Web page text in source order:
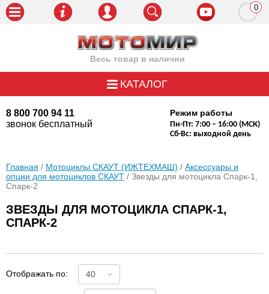
Весь товар в наличии
8 800 700 94 11
звонок бесплатный
Режим работы
Пн-Пт: 7:00 – 16:00 (МСК)
Сб-Вс: выходной день
0
КАТАЛОГ
Главная / Мотоциклы СКАУТ (ИЖТЕХМАШ) / Аксессуары и
опции для мотоциклов СКАУТ / Звезды для мотоцикла Спарк-1,
Спарк-2
ЗВЕЗДЫ ДЛЯ МОТОЦИКЛА СПАРК-1,
СПАРК-2
Отображать по: